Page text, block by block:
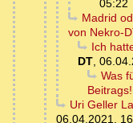
05:22
Madrid
von Nekro-
Ich
DT,
Was
Beitrags!
Uri Geller
06.04.2021,